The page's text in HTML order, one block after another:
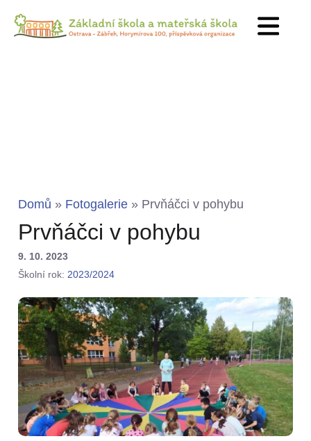
Domů » Fotogalerie » Prvňáčci v pohybu
Prvňáčci v pohybu
9. 10. 2023
Školní rok: 2023/2024